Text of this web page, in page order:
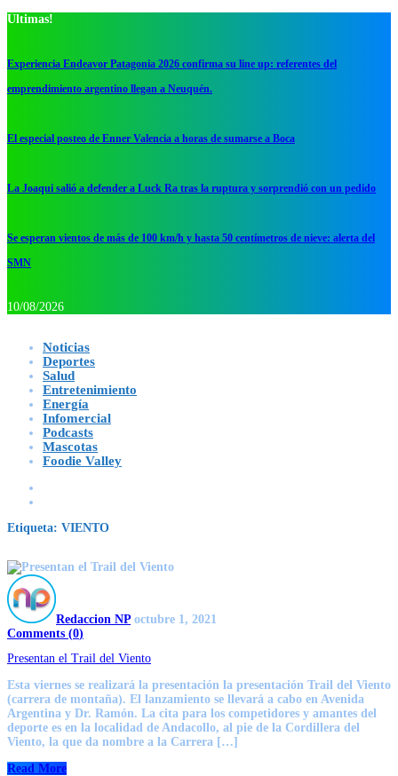
Ultimas!
Experiencia Endeavor Patagonia 2026 confirma su line up: referentes del
emprendimiento argentino llegan a Neuquén.
El especial posteo de Enner Valencia a horas de sumarse a Boca
La Joaqui salió a defender a Luck Ra tras la ruptura y sorprendió con un pedido
Se esperan vientos de más de 100 km/h y hasta 50 centímetros de nieve: alerta del
SMN
10/08/2026
Noticias
Deportes
Salud
Entretenimiento
Energía
Infomercial
Podcasts
Mascotas
Foodie Valley
Etiqueta: VIENTO
Redaccion NP octubre 1, 2021
Comments (0)
Presentan el Trail del Viento
Esta viernes se realizará la presentación la presentación Trail del Viento
(carrera de montaña). El lanzamiento se llevará a cabo en Avenida
Argentina y Dr. Ramón. La cita para los competidores y amantes del
deporte es en la localidad de Andacollo, al pie de la Cordillera del
Viento, la que da nombre a la Carrera […]
Read More